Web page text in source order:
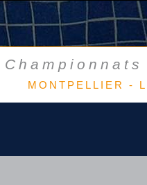
MONTPELLIER -